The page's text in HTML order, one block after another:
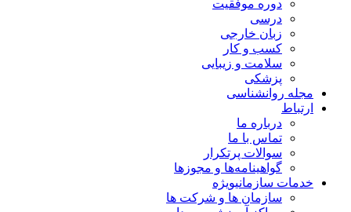
دوره موفقیت
درسی
زبان خارجی
کسب و کار
سلامت و زیبایی
پزشکی
مجله روانشناسی
ارتباط
درباره ما
تماس با ما
سوالات پرتکرار
گواهینامه‌ها و مجوزها
خدمات سازمانیویژه
سازمان ها و شرکت ها